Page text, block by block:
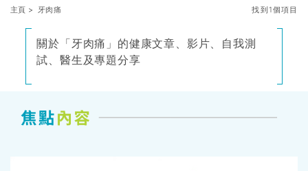
主頁 > 牙肉痛 找到1個項目
關於「牙肉痛」的健康文章、影片、自我測
試、醫生及專題分享